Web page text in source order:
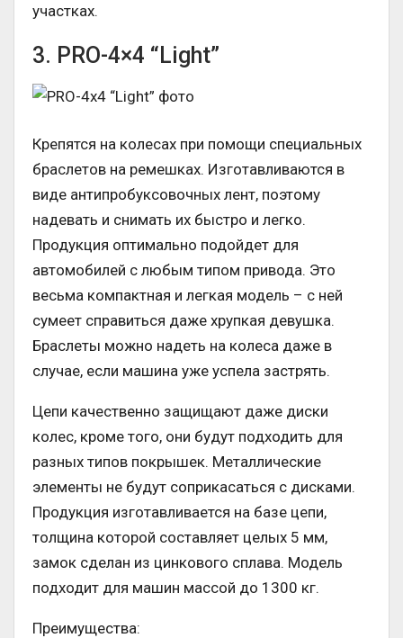
участках.
3. PRO-4×4 “Light”
Крепятся на колесах при помощи специальных
браслетов на ремешках. Изготавливаются в
виде антипробуксовочных лент, поэтому
надевать и снимать их быстро и легко.
Продукция оптимально подойдет для
автомобилей с любым типом привода. Это
весьма компактная и легкая модель – с ней
сумеет справиться даже хрупкая девушка.
Браслеты можно надеть на колеса даже в
случае, если машина уже успела застрять.
Цепи качественно защищают даже диски
колес, кроме того, они будут подходить для
разных типов покрышек. Металлические
элементы не будут соприкасаться с дисками.
Продукция изготавливается на базе цепи,
толщина которой составляет целых 5 мм,
замок сделан из цинкового сплава. Модель
подходит для машин массой до 1300 кг.
Преимущества: